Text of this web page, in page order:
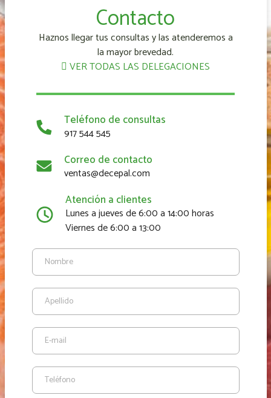
Contacto
Haznos llegar tus consultas y las atenderemos a
la mayor brevedad.
VER TODAS LAS DELEGACIONES
Teléfono de consultas
917 544 545
Correo de contacto
ventas@decepal.com
Atención a clientes
Lunes a jueves de 6:00 a 14:00 horas
Viernes de 6:00 a 13:00